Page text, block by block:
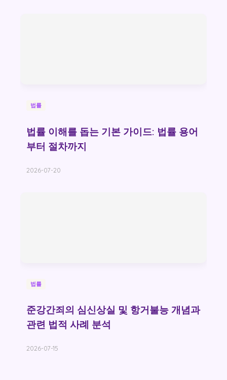
법률
법률 이해를 돕는 기본 가이드: 법률 용어
부터 절차까지
2026-07-20
법률
준강간죄의 심신상실 및 항거불능 개념과
관련 법적 사례 분석
2026-07-15